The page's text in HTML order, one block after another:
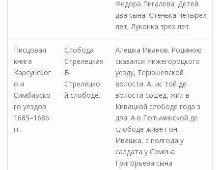
Федора Пигалева. Детей
два сына: Стенька четырех
лет, Луконка трех лет.
Писцовая
книга
Карсунског
о и
Симбирско
го уездов
1685–1686
гг.
Слобода
Стрелецкая
В
Стрелецко
й слободе.
Алешка Иванов. Родиною
сказался Нижегороцкого
уезду, Терюшевской
волости. А, ис той де
волости сошед, жил в
Кивацкой слободе года з
два. А в Потьминской де
слободе живет он,
Ивашка, с полгода у
салдата у Семена
Григорьева сына